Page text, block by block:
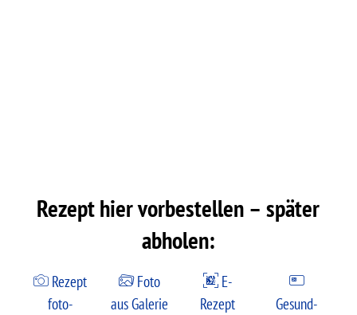
Rezept hier vorbestellen – später
abholen:
Rezept
foto­
Foto
aus Galerie
E-
Rezept
Gesund­